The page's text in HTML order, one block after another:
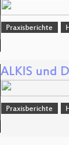
Praxisberichte
ALKIS und
Praxisberichte